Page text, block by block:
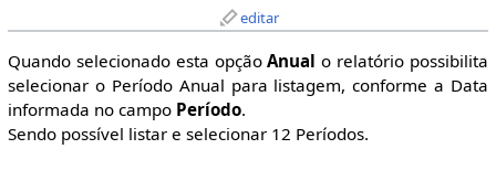
editar
Quando selecionado esta opçãoAnual o relatório possibilita
selecionar o Período Anual para listagem, conforme a Data
informada no campo Período.
Sendo possível listar e selecionar 12 Períodos.